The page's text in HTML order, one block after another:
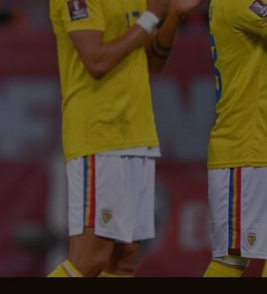
Serie A
Echipe Meciuri Clasament